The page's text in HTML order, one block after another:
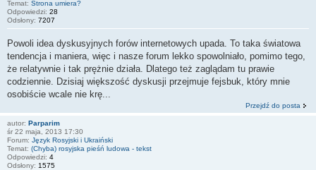
Temat: Strona umiera?
Odpowiedzi: 28
Odsłony: 7207
Powoli idea dyskusyjnych forów internetowych upada. To taka światowa
tendencja i maniera, więc i nasze forum lekko spowolniało, pomimo tego,
że relatywnie i tak prężnie działa. Dlatego też zaglądam tu prawie
codziennie. Dzisiaj większość dyskusji przejmuje fejsbuk, który mnie
osobiście wcale nie krę...
Przejdź do posta
autor: Parparim
śr 22 maja, 2013 17:30
Forum: Język Rosyjski i Ukraiński
Temat: (Chyba) rosyjska pieśń ludowa - tekst
Odpowiedzi: 4
Odsłony: 1575